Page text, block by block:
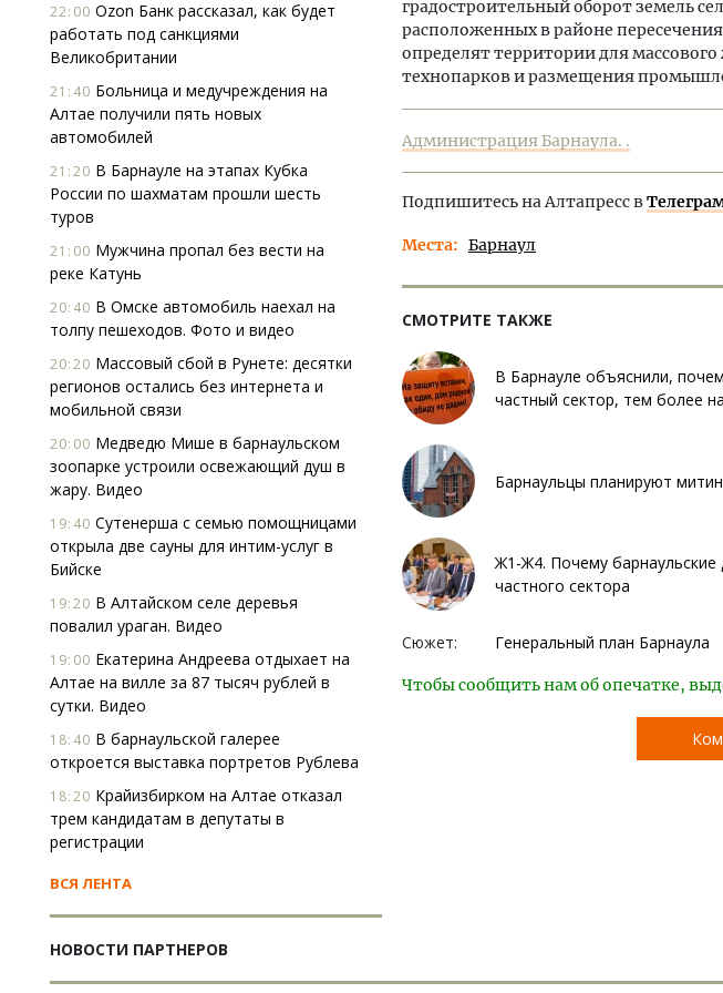
22:00 Ozon Банк рассказал, как будет
работать под санкциями
Великобритании
21:40 Больница и медучреждения на
Алтае получили пять новых
автомобилей
21:20 В Барнауле на этапах Кубка
России по шахматам прошли шесть
туров
21:00 Мужчина пропал без вести на
реке Катунь
20:40 В Омске автомобиль наехал на
толпу пешеходов. Фото и видео
20:20 Массовый сбой в Рунете: десятки
регионов остались без интернета и
мобильной связи
20:00 Медведю Мише в барнаульском
зоопарке устроили освежающий душ в
жару. Видео
19:40 Сутенерша с семью помощницами
открыла две сауны для интим-услуг в
Бийске
19:20 В Алтайском селе деревья
повалил ураган. Видео
19:00 Екатерина Андреева отдыхает на
Алтае на вилле за 87 тысяч рублей в
сутки. Видео
18:40 В барнаульской галерее
откроется выставка портретов Рублева
18:20 Крайизбирком на Алтае отказал
трем кандидатам в депутаты в
регистрации
ВСЯ ЛЕНТА
НОВОСТИ ПАРТНЕРОВ
градостроительный оборот земель
расположенных в районе
определят территории для
технопарков и размещения
Администрация Барнаула. .
Подпишитесь на Алтапресс в
Места Барнаул
СМОТРИТЕ ТАКЖЕ
В Барнауле объяснили,
частный сектор, тем более
Барнаульцы планируют
Ж1-Ж4. Почему
частного сектора
Сюжет: Генеральный план Барнаула
Чтобы сообщить нам об опечатке,